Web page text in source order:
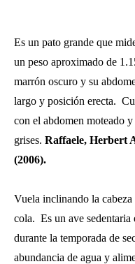
Es un pato grande que
un peso aproximado de
marrón oscuro y su
largo y posición erecta.
con el abdomen moteado
grises. Raffaele, Herbert
(2006).
Vuela inclinando la
cola. Es un ave sedentaria
durante la temporada de
abundancia de agua y